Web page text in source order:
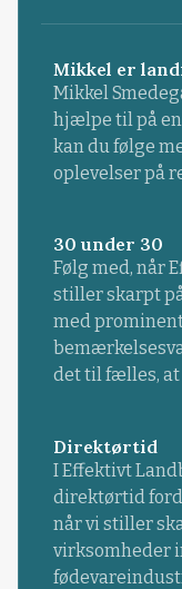
Mikkel er
Mikkel
hjælpe til på
kan du følge
oplevelser på
30 under 30
Følg med, når
stiller skarpt
med
det til fælles, at
Direktørtid
I Effektivt
direktørtid
når vi stiller
virksomheder